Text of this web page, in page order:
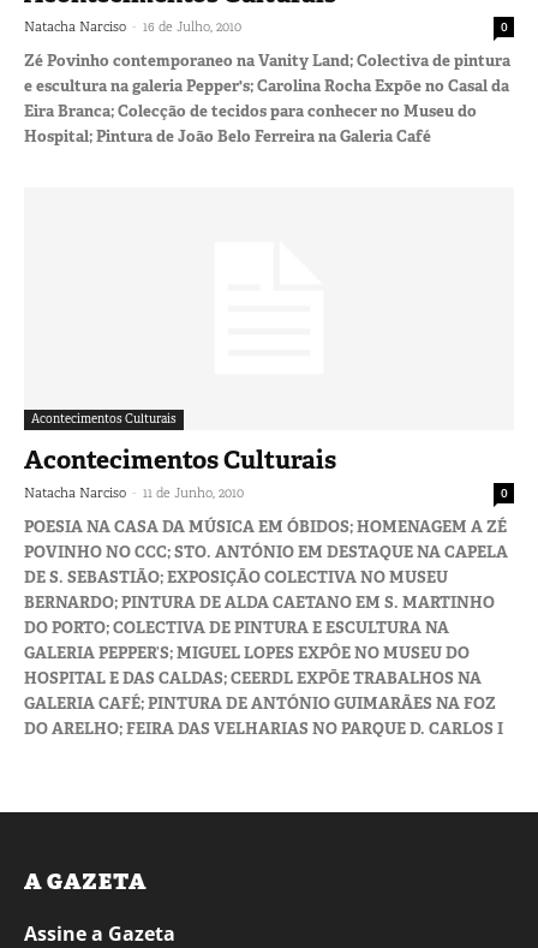
Natacha Narciso - 16 de Julho, 2010 0
Zé Povinho contemporaneo na Vanity Land; Colectiva de pintura
e escultura na galeria Pepper's; Carolina Rocha Expõe no Casal da
Eira Branca; Colecção de tecidos para conhecer no Museu do
Hospital; Pintura de João Belo Ferreira na Galeria Café
Acontecimentos Culturais
Acontecimentos Culturais
Natacha Narciso - 11 de Junho, 2010 0
POESIA NA CASA DA MÚSICA EM ÓBIDOS; HOMENAGEM A ZÉ
POVINHO NO CCC; STO. ANTÓNIO EM DESTAQUE NA CAPELA
DE S. SEBASTIÃO; EXPOSIÇÃO COLECTIVA NO MUSEU
BERNARDO; PINTURA DE ALDA CAETANO EM S. MARTINHO
DO PORTO; COLECTIVA DE PINTURA E ESCULTURA NA
GALERIA PEPPER’S; MIGUEL LOPES EXPÔE NO MUSEU DO
HOSPITAL E DAS CALDAS; CEERDL EXPÕE TRABALHOS NA
GALERIA CAFÉ; PINTURA DE ANTÓNIO GUIMARÃES NA FOZ
DO ARELHO; FEIRA DAS VELHARIAS NO PARQUE D. CARLOS I
A GAZETA
Assine a Gazeta